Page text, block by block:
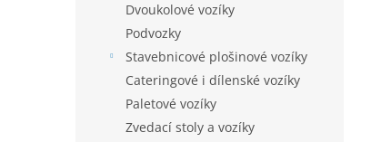
Dvoukolové vozíky
Podvozky
Stavebnicové plošinové vozíky
Cateringové i dílenské vozíky
Paletové vozíky
Zvedací stoly a vozíky